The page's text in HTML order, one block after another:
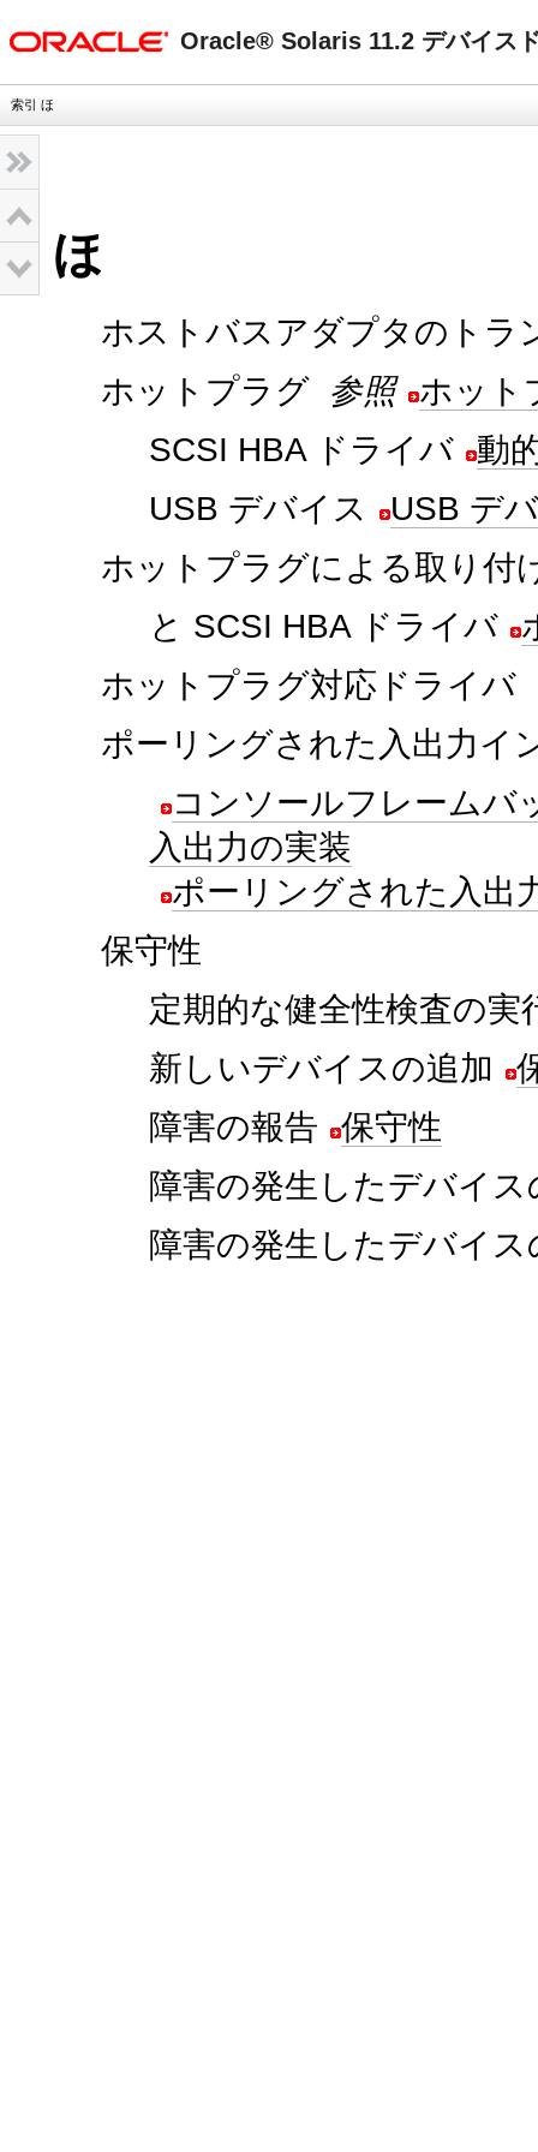
Oracle® Solaris 11.2 デバイス
索引 ほ
ほ
ホストバスアダプタのトラ
ホットプラグ 参照
ホット
SCSI HBA ドライバ
動
USB デバイス
USB デ
ホットプラグによる取り付
と SCSI HBA ドライバ
ホットプラグ対応ドライバ
ポーリングされた入出力イ
コンソールフレームバ
入出力の実装
ポーリングされた入出
保守性
定期的な健全性検査の実
新しいデバイスの追加
障害の報告
保守性
障害の発生したデバイ
障害の発生したデバイス